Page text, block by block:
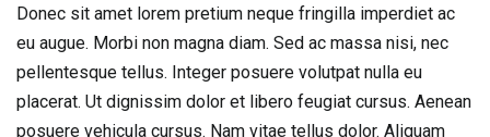
Donec sit amet lorem pretium neque fringilla imperdiet ac
eu augue. Morbi non magna diam. Sed ac massa nisi, nec
pellentesque tellus. Integer posuere volutpat nulla eu
placerat. Ut dignissim dolor et libero feugiat cursus. Aenean
posuere vehicula cursus. Nam vitae tellus dolor. Aliquam